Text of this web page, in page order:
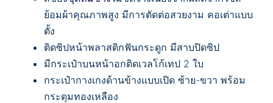
ย้อมผ้าคุณภาพสูง มีการตัดต่อสวยงาม คอเต่าแบบ
ตั้ง
ติดซิปหน้าพลาสติกฟันกระดูก มีสาบปิดซิป
มีกระเป๋าบนหน้าอกติดเวลโก้เทป 2 ใบ
กระเป๋ากางเกงด้านข้างแบบเปิด ซ้าย-ขวา พร้อม
กระดุมทองเหลือง